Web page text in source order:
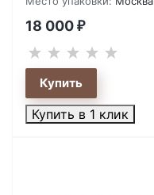
18 000 ₽
Купить в 1 клик